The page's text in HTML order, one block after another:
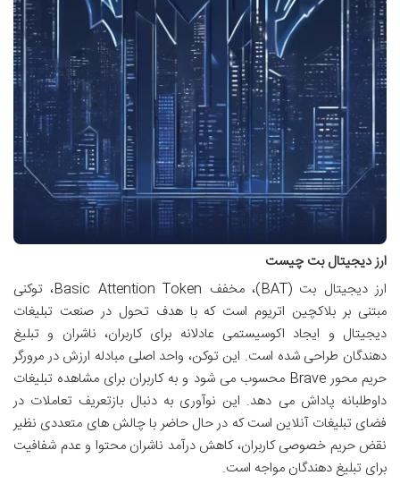
ارز دیجیتال بت چیست
ارز دیجیتال بت (BAT)، مخفف Basic Attention Token، توکنی
مبتنی بر بلاکچین اتریوم است که با هدف تحول در صنعت تبلیغات
دیجیتال و ایجاد اکوسیستمی عادلانه برای کاربران، ناشران و تبلیغ
دهندگان طراحی شده است. این توکن، واحد اصلی مبادله ارزش در مرورگر
حریم محور Brave محسوب می شود و به کاربران برای مشاهده تبلیغات
داوطلبانه پاداش می دهد. این نوآوری به دنبال بازتعریف تعاملات در
فضای تبلیغات آنلاین است که در حال حاضر با چالش های متعددی نظیر
نقض حریم خصوصی کاربران، کاهش درآمد ناشران محتوا و عدم شفافیت
برای تبلیغ دهندگان مواجه است.